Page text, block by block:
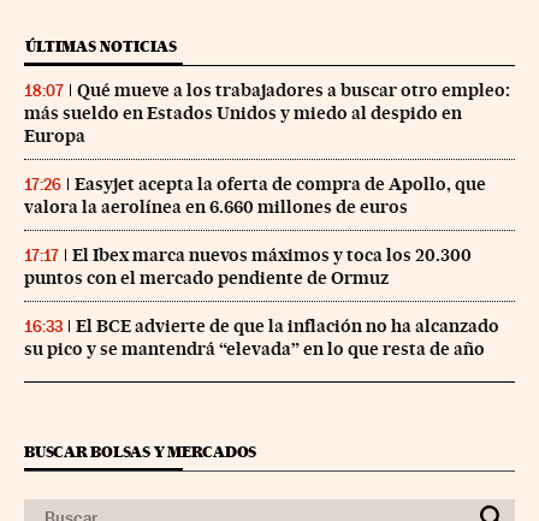
ÚLTIMAS NOTICIAS
18:07
Qué mueve a los trabajadores a buscar otro empleo:
más sueldo en Estados Unidos y miedo al despido en
Europa
17:26
Easyjet acepta la oferta de compra de Apollo, que
valora la aerolínea en 6.660 millones de euros
17:17
El Ibex marca nuevos máximos y toca los 20.300
puntos con el mercado pendiente de Ormuz
16:33
El BCE advierte de que la inflación no ha alcanzado
su pico y se mantendrá “elevada” en lo que resta de año
BUSCAR BOLSAS Y MERCADOS